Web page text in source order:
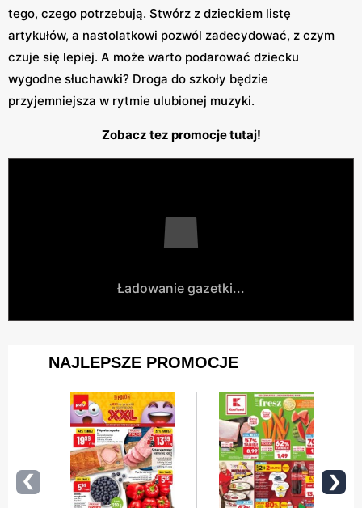
tego, czego potrzebują. Stwórz z dzieckiem listę
artykułów, a nastolatkowi pozwól zadecydować, z czym
czuje się lepiej. A może warto podarować dziecku
wygodne słuchawki? Droga do szkoły będzie
przyjemniejsza w rytmie ulubionej muzyki.
Zobacz tez promocje tutaj!
Ładowanie gazetki...